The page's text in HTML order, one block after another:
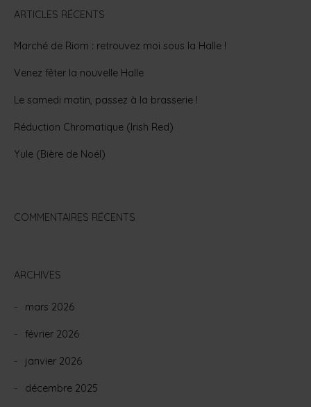
ARTICLES RÉCENTS
Marché de Riom : retrouvez moi sous la Halle !
Venez fêter la nouvelle Halle
Le samedi matin, passez à la brasserie !
Réduction Chromatique (Irish Red)
Yule (Bière de Noël)
COMMENTAIRES RÉCENTS
ARCHIVES
mars 2026
février 2026
janvier 2026
décembre 2025